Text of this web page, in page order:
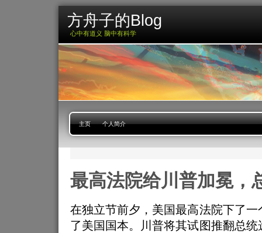
方舟子的Blog
心中有道义 脑中有科学
主页 个人简介
最高法院给川普加冕，
在独立节前夕，美国最高法院下了一
了美国国本。川普将其试图推翻总统